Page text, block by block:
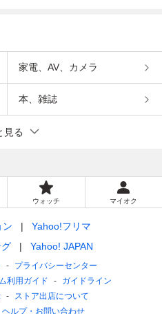
家電、AV、カメラ
本、雑誌
見る
ウォッチ マイオク
ン
Yahoo!フリマ
Yahoo! JAPAN
プライバシーセンター
利用ガイド
ガイドライン
ストア出店について
ヘルプ・お問い合わせ